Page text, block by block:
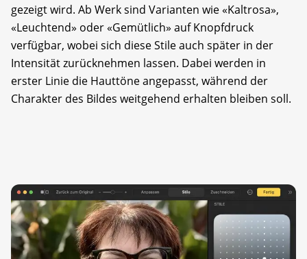
gezeigt wird. Ab Werk sind Varianten wie «Kaltrosa»,
«Leuchtend» oder «Gemütlich» auf Knopfdruck
verfügbar, wobei sich diese Stile auch später in der
Intensität zurücknehmen lassen. Dabei werden in
erster Linie die Hauttöne angepasst, während der
Charakter des Bildes weitgehend erhalten bleiben soll.